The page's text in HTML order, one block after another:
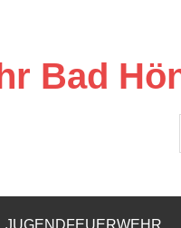
Bad
JUGENDFEUERWEHR